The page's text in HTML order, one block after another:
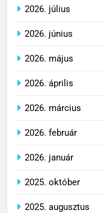
2026. július
2026. június
2026. május
2026. április
2026. március
2026. február
2026. január
2025. október
2025. augusztus